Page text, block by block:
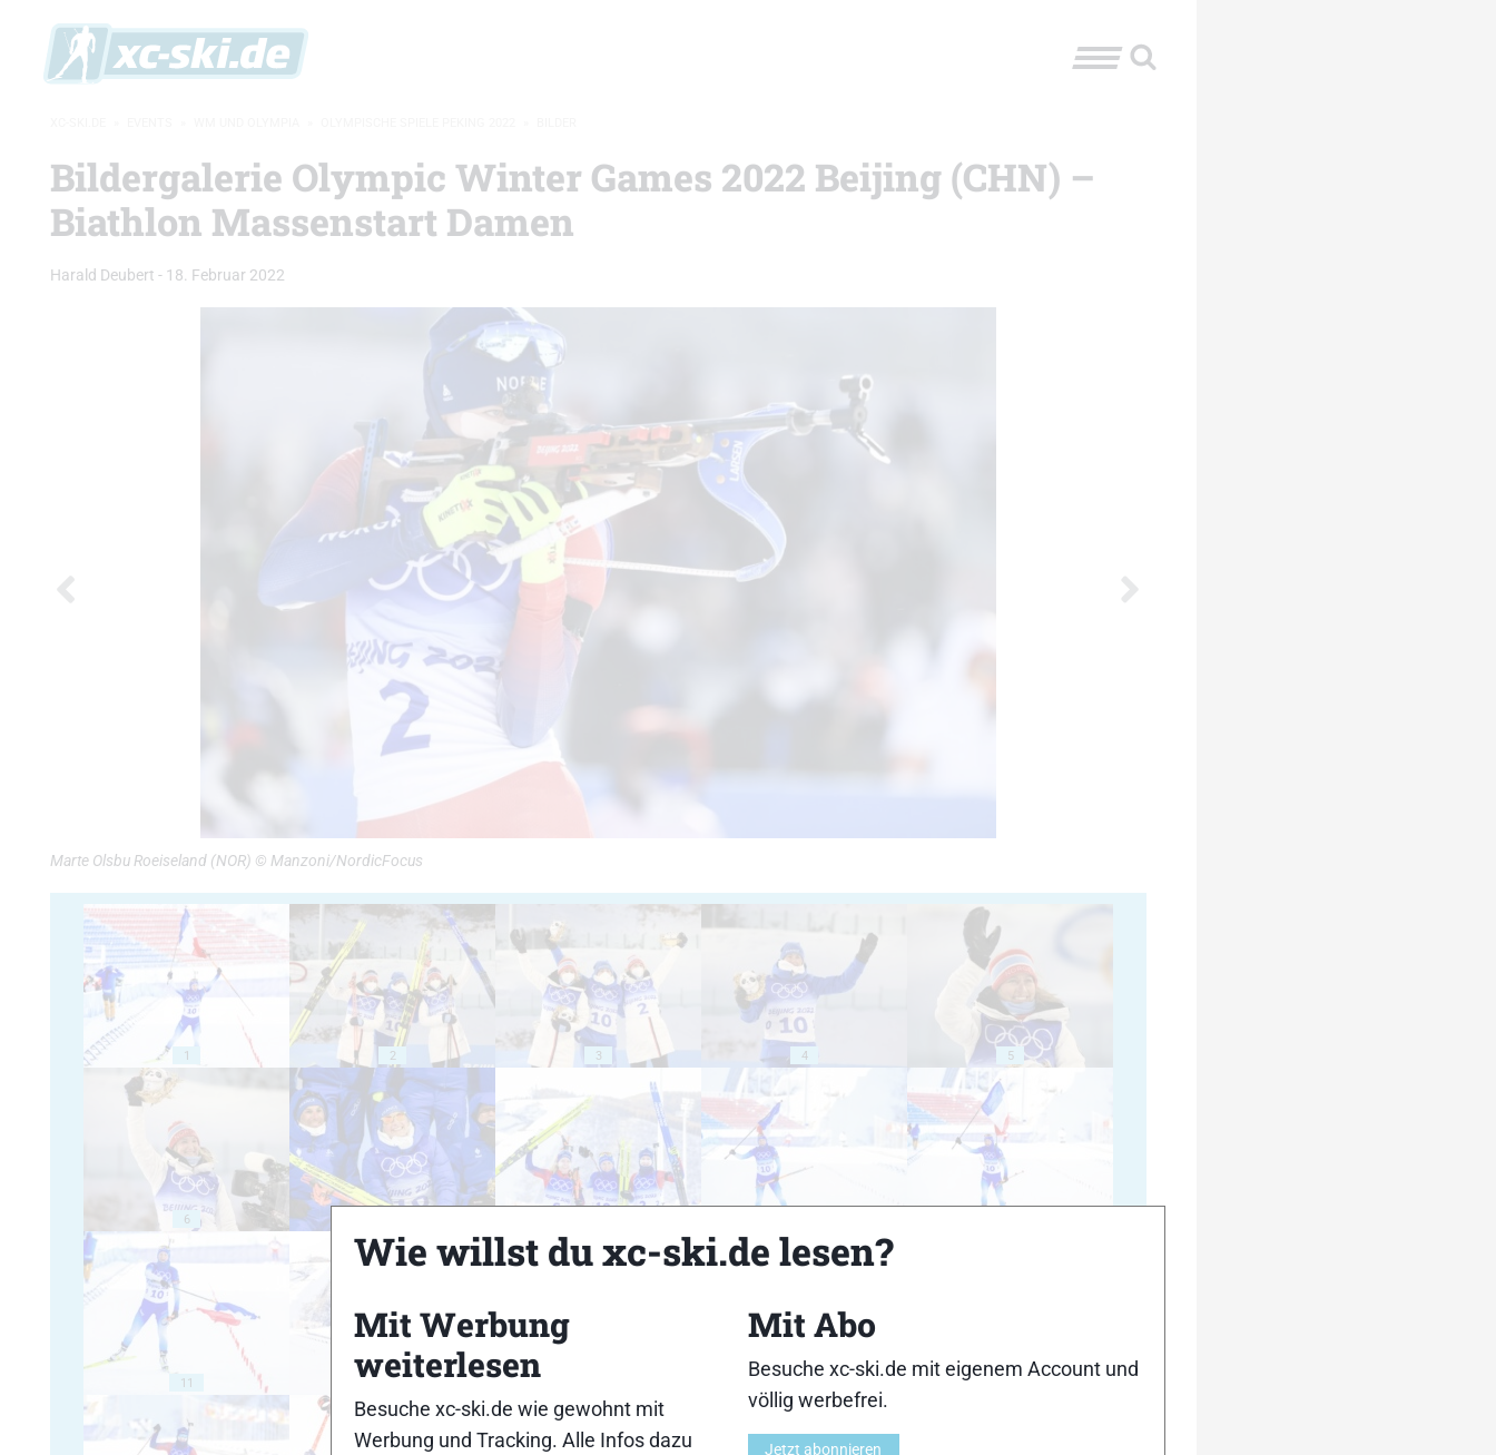
Bildergalerie Olympic Winter Games 2022 Beijing (CHN) –
Biathlon Massenstart Damen
Harald Deubert - 18. Februar 2022
Marte Olsbu Roeiseland (NOR) © Manzoni/NordicFocus
1 2 3 4 5
6
11 12
Wie willst du xc-ski.de lesen?
Mit Werbung
weiterlesen
Besuche xc-ski.de wie gewohnt mit
Werbung und Tracking. Alle Infos dazu
Mit Abo
Besuche xc-ski.de mit eigenem Account und
völlig werbefrei.
Jetzt abonnieren